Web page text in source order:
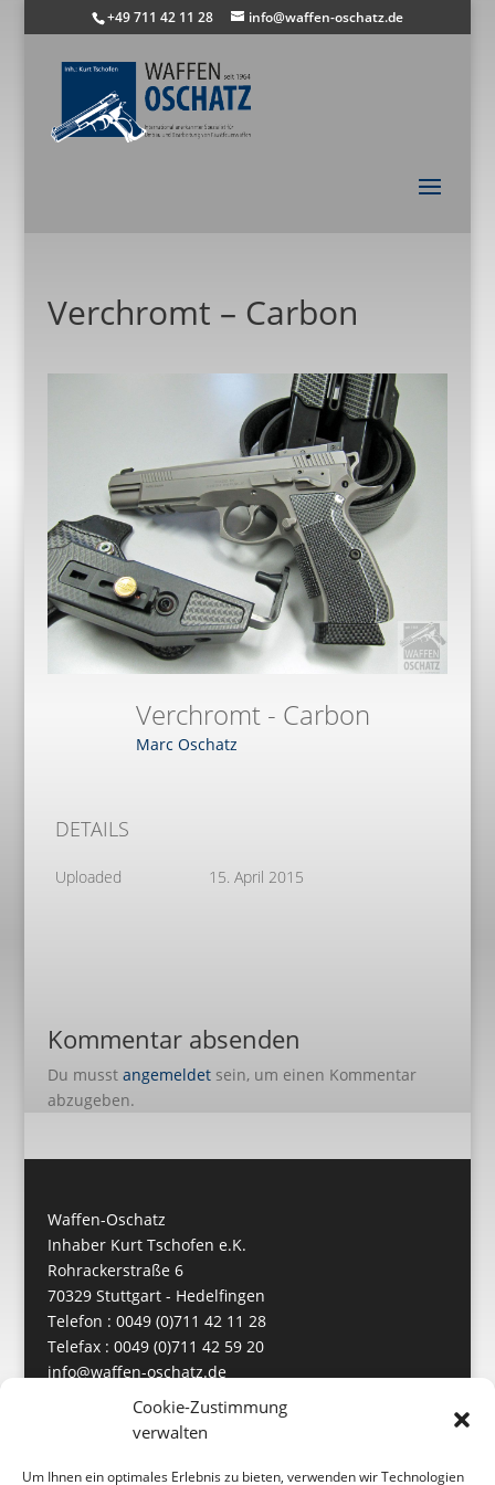
Cookie-Zustimmung
verwalten
Um Ihnen ein optimales Erlebnis zu bieten, verwenden wir Technologien
+49 711 42 11 28 info@waffen-oschatz.de
Verchromt – Carbon
Verchromt - Carbon
Marc Oschatz
DETAILS
Uploaded 15. April 2015
Kommentar absenden
Du musst angemeldetsein, um einen Kommentar
abzugeben.
Waffen-Oschatz
Inhaber Kurt Tschofen e.K.
Rohrackerstraße 6
70329 Stuttgart - Hedelfingen
Telefon : 0049 (0)711 42 11 28
Telefax : 0049 (0)711 42 59 20
info@waffen-oschatz.de
https://www.waffen-oschatz.de